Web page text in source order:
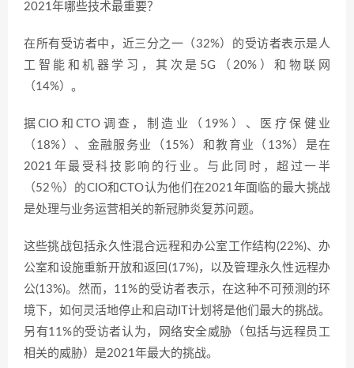
2021年哪些技术最重要？
在所有受访者中，近三分之一（32%）的受访者表示是人
工智能和机器学习，其次是5G（20%）和物联网
（14%）。
据CIO和CTO调查，制造业（19%）、医疗保健业
（18%）、金融服务业（15%）和教育业（13%）是在
2021年最受科技影响的行业。与此同时，超过一半
（52％）的CIO和CTO认为他们在2021年面临的最大挑战
是处理与业务运营相关的新冠肺炎复苏问题。
这些挑战包括永久性混合远程和办公室工作结构(22%)、办
公室和设施重新开放和返回(17%)，以及管理永久性远程办
公(13%)。然而，11%的受访者表示，在这种不可预测的环
境下，如何灵活地停止和启动IT计划将是他们最大的挑战。
另有11%的受访者认为，网络安全威胁（包括与远程员工
相关的威胁）是2021年最大的挑战。